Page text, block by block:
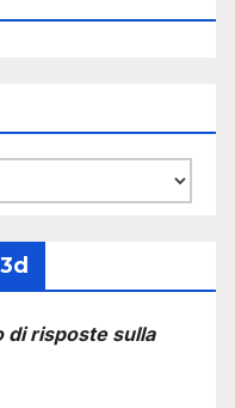
di risposte sulla